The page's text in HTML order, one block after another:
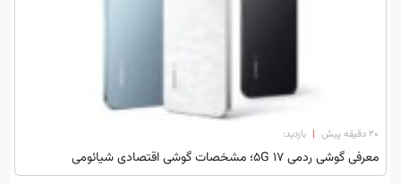
۲۰ دقیقه پیش | بازدید:
معرفی گوشی ردمی 17 5G؛ مشخصات گوشی اقتصادی شیائومی